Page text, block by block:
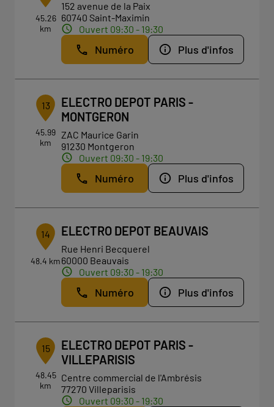
45.26
km
152 avenue de la Paix
60740 Saint-Maximin
Ouvert 09:30 - 19:30
Numéro Plus d'infos
13
45.99
km
ELECTRO DEPOT PARIS -
MONTGERON
ZAC Maurice Garin
91230 Montgeron
Ouvert 09:30 - 19:30
Numéro Plus d'infos
14
48.4 km
ELECTRO DEPOT BEAUVAIS
Rue Henri Becquerel
60000 Beauvais
Ouvert 09:30 - 19:30
Numéro Plus d'infos
15
48.45
km
ELECTRO DEPOT PARIS -
VILLEPARISIS
Centre commercial de l'Ambrésis
77270 Villeparisis
Ouvert 09:30 - 19:30